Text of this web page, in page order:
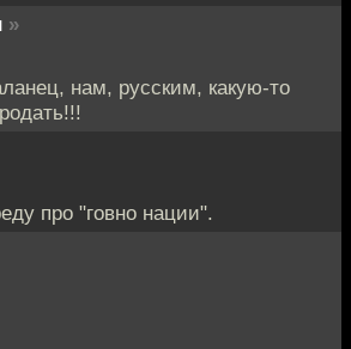
»
нам, русским, какую-то
про "говно нации".